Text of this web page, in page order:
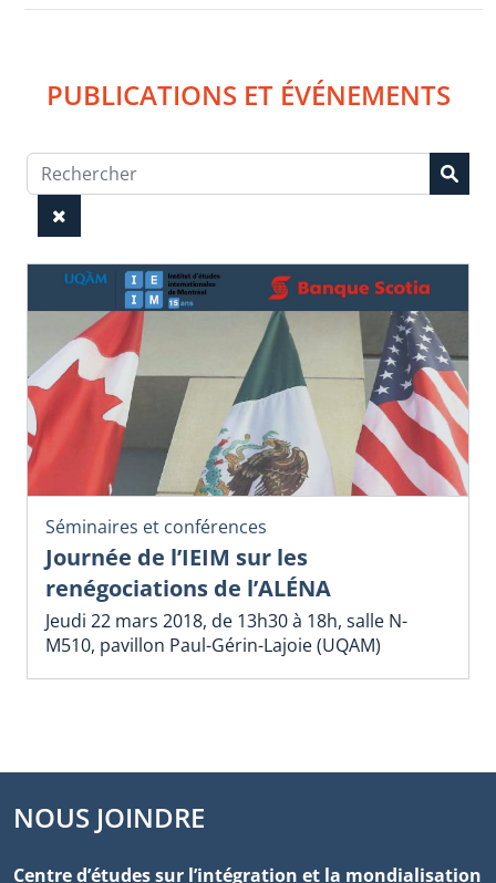
PUBLICATIONS ET ÉVÉNEMENTS
Séminaires et conférences
Journée de l’IEIM sur les
renégociations de l’ALÉNA
Jeudi 22 mars 2018, de 13h30 à 18h, salle N-
M510, pavillon Paul-Gérin-Lajoie (UQAM)
NOUS JOINDRE
Centre d’études sur l’intégration et la mondialisation